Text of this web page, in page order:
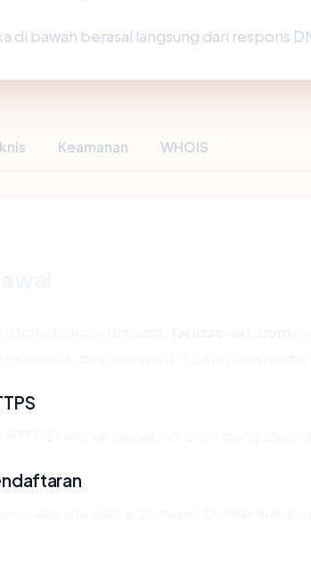
di bawah berasal langsung dari respons
Keamanan WHOIS